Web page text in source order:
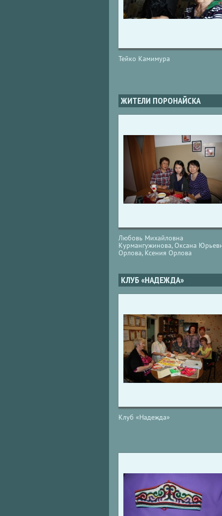
Тейко Камимура
ЖИТЕЛИ ПОРОНАЙСКА
Любовь Михайловна
Курмангужинова, Оксана
Орлова, Ксения Орлова
КЛУБ «НАДЕЖДА»
Клуб «Надежда»